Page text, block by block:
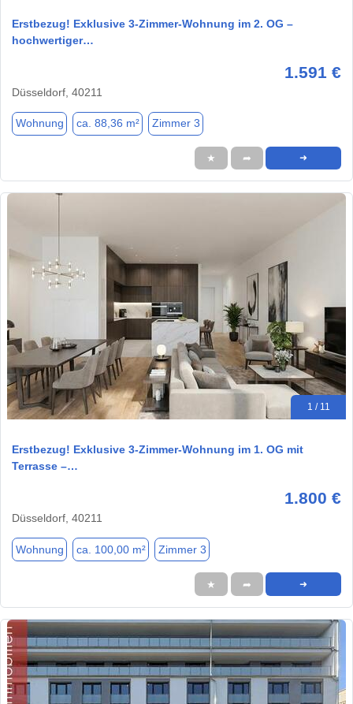
Erstbezug! Exklusive 3-Zimmer-Wohnung im 2. OG –
hochwertiger…
1.591 €
Düsseldorf, 40211
Wohnung ca. 88,36 m² Zimmer 3
★ ➦ ➜
1 / 11
Erstbezug! Exklusive 3-Zimmer-Wohnung im 1. OG mit
Terrasse –…
1.800 €
Düsseldorf, 40211
Wohnung ca. 100,00 m² Zimmer 3
★ ➦ ➜